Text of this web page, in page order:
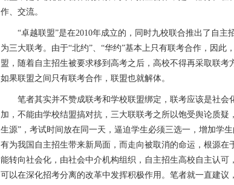
作、交流。
“卓越联盟”是在2010年成立的，同时九校联合推出了自主
为三大联考。由于“北约”、“华约”基本上只有联考合作，因此
盟，随着自主招生被要求移到高考之后，高校不得再采取联考
如果联盟之间只有联考合作，联盟也就解体。
笔者其实并不赞成联考和学校联盟绑定，联考应该是社
加，不能由学校结盟搞对抗，三大联联考之所以饱受舆论质
生源”，考试时间放在同一天，逼迫学生必须三选一，增加学
有为我国自主招生带来新局面，而走向被取消的命运，根源
能转向社会化，由社会中介机构组织，自主招生高校自主认
可以在深化招考分离的改革中发挥积极作用。笔者就一直建议